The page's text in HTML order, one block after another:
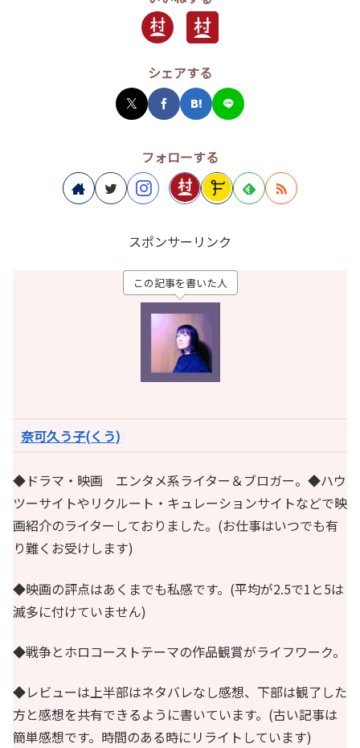
シェアする
フォローする
スポンサーリンク
この記事を書いた人
奈可久う子(くう)
◆ドラマ・映画 エンタメ系ライター＆ブロガー。◆ハウ
ツーサイトやリクルート・キュレーションサイトなどで映
画紹介のライターしておりました。(お仕事はいつでも有
り難くお受けします)
◆映画の評点はあくまでも私感です。(平均が2.5で1と5は
滅多に付けていません)
◆戦争とホロコーストテーマの作品観賞がライフワーク。
◆レビューは上半部はネタバレなし感想、下部は観了した
方と感想を共有できるように書いています。(古い記事は
簡単感想です。時間のある時にリライトしています)